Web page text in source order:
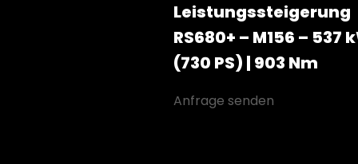
Leistungssteigerung
RS680+ – M156 – 537
(730 PS) | 903 Nm
Anfrage senden